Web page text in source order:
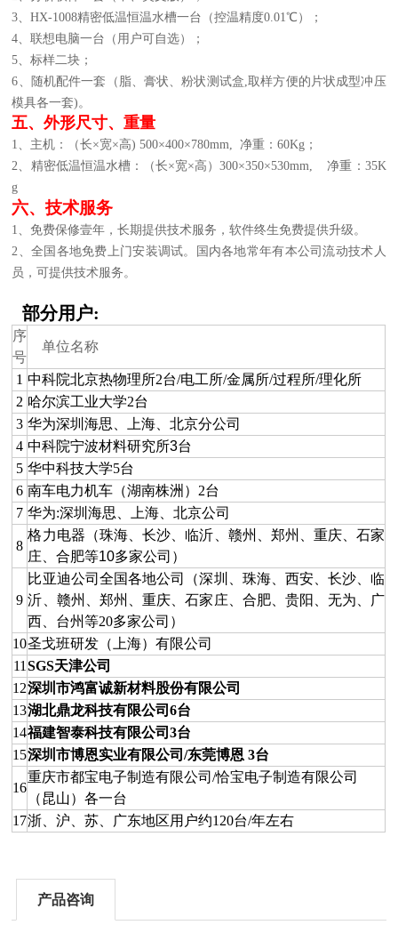
3、HX-1008精密低温恒温水槽一台（控温精度0.01℃）；
4、联想电脑一台（用户可自选）；
5、标样二块；
6、随机配件一套（脂、膏状、粉状测试盒,取样方便的片状成型冲压
模具各一套)。
五、外形尺寸、重量
1、主机：（长×宽×高) 500×400×780mm, 净重：60Kg；
2、精密低温恒温水槽：（长×宽×高）300×350×530mm,
净重： 35K
g
六、技术服务
1、免费保修壹年，长期提供技术服务，软件终生免费提供升级。
2、全国各地免费上门安装调试。国内各地常年有本公司流动技术人
员，可提供技术服务。
部分用户:
序
号
单位名称
1 中科院北京热物理所2台/电工所/金属所/过程所/理化所
2 哈尔滨工业大学2台
3 华为深圳海思、上海、北京分公司
4 中科院宁波材料研究所3台
5 华中科技大学5台
6 南车电力机车（湖南株洲）2台
7 华为:深圳海思、上海、北京公司
8
格力电器（珠海、长沙、临沂、赣州、郑州、重庆、石家
庄、合肥等10多家公司）
9
比亚迪公司全国各地公司（深圳、珠海、西安、长沙、临
沂、赣州、郑州、重庆、石家庄、合肥、贵阳、无为、广
西、台州等20多家公司）
10圣戈班研发（上海）有限公司
11 SGS天津公司
12深圳市鸿富诚新材料股份有限公司
13湖北鼎龙科技有限公司6台
14福建智泰科技有限公司3台
15深圳市博恩实业有限公司/东莞博恩 3台
16
重庆市都宝电子制造有限公司/恰宝电子制造有限公司
（昆山）各一台
17浙、沪、苏、广东地区用户约120台/年左右
产品咨询